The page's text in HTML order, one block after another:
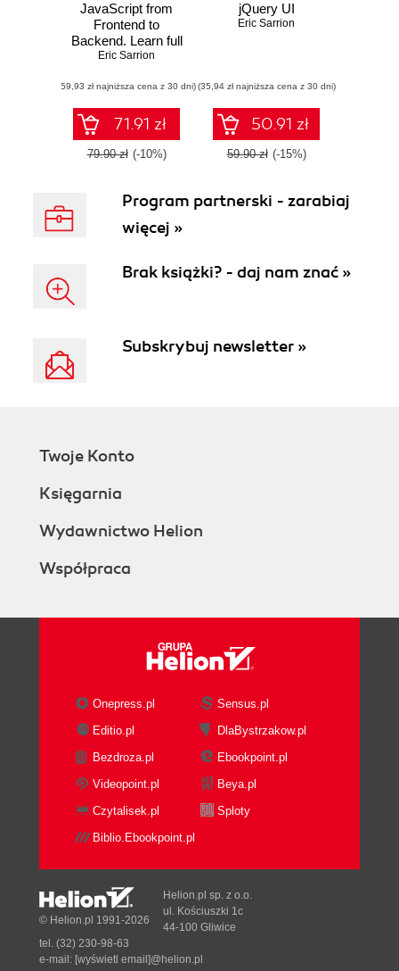
JavaScript from
Frontend to
Backend. Learn full
stack JavaScript
the MEVN stack
with quick and
easy steps
Eric Sarrion
(59,93 zł najniższa cena z 30 dni)
71.91 zł
79.90 zł (-10%)
jQuery UI
Eric Sarrion
(35,94 zł najniższa cena z 30 dni)
50.91 zł
59.90 zł (-15%)
Program partnerski - zarabiaj
więcej »
Brak książki? - daj nam znać »
Subskrybuj newsletter »
Twoje Konto
Księgarnia
Wydawnictwo Helion
Współpraca
Onepress.pl
Sensus.pl
Editio.pl
DlaBystrzakow.pl
Bezdroza.pl
Ebookpoint.pl
Videopoint.pl
Beya.pl
Czytalisek.pl
Sploty
Biblio.Ebookpoint.pl
© Helion.pl 1991-2026
Helion.pl sp. z o.o.
ul. Kościuszki 1c
44-100 Gliwice
tel. (32) 230-98-63
e-mail: [wyświetl email]@helion.pl